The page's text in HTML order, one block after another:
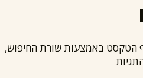
הטקסט באמצעות שורת החיפוש,